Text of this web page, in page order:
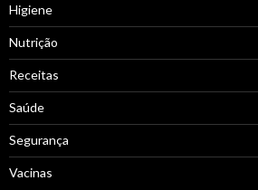
Higiene
Nutrição
Receitas
Saúde
Segurança
Vacinas